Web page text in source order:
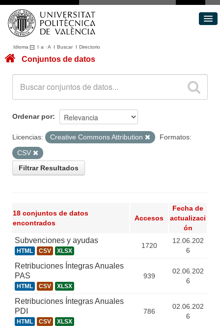
Idioma I a ·A I BuscarI Directorio
Conjuntos de datos
Acerca de
Portal de Transparencia
Conjuntos de datos
Ordenar por
Licencias: Creative Commons Attribution
Formatos:
CSV
Filtrar Resultados
18 conjuntos de datos
encontrados
Accesos
Fecha de
actualizaci
ón
Subvenciones y ayudas
HTML CSV XLSX
1720
12.06.202
6
Retribuciones Íntegras Anuales
PAS
HTML CSV XLSX
939
02.06.202
6
Retribuciones Íntegras Anuales
PDI
HTML CSV XLSX
786
02.06.202
6